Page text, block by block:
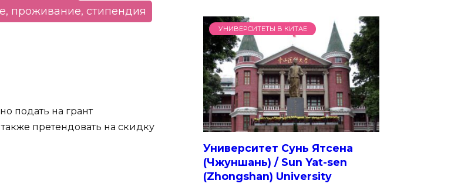
проживание, стипендия
подать на грант
претендовать на скидку
УНИВЕРСИТЕТЫ В КИТАЕ
Университет Сунь Ятсена
(Чжуншань) / Sun Yat-sen
(Zhongshan) University